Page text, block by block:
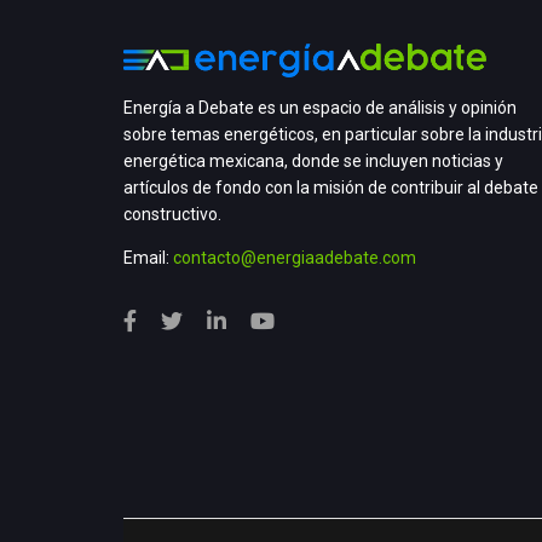
Energía a Debate es un espacio de análisis y opinión
sobre temas energéticos, en particular sobre la
energética mexicana, donde se incluyen noticias y
artículos de fondo con la misión de contribuir al debate
constructivo.
Email: contacto@energiaadebate.com